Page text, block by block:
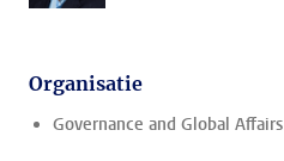
Organisatie
Governance and Global Affairs